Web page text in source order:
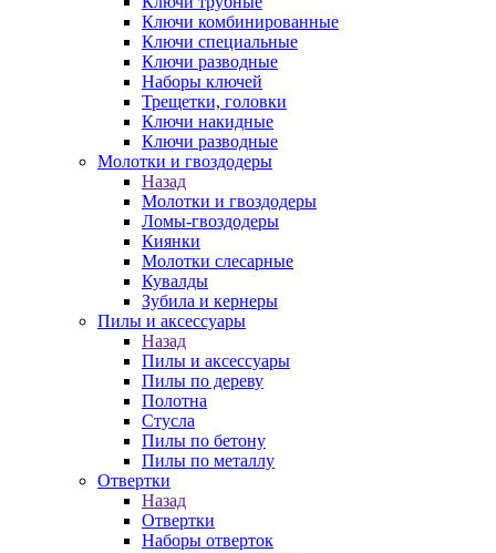
Ключи комбинированные
Ключи специальные
Ключи разводные
Наборы ключей
Трещетки, головки
Ключи накидные
Ключи разводные
Молотки и гвоздодеры
Назад
Молотки и гвоздодеры
Ломы-гвоздодеры
Киянки
Молотки слесарные
Кувалды
Зубила и кернеры
Пилы и аксессуары
Назад
Пилы и аксессуары
Пилы по дереву
Полотна
Стусла
Пилы по бетону
Пилы по металлу
Отвертки
Назад
Отвертки
Наборы отверток